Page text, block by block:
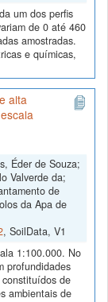
um dos perfis
de 0 até 460
amostradas.
e químicas,
alta
Éder de Souza;
Valverde da;
de
da Apa de
, SoilData, V1
1:100.000. No
profundidades
de
ambientais de